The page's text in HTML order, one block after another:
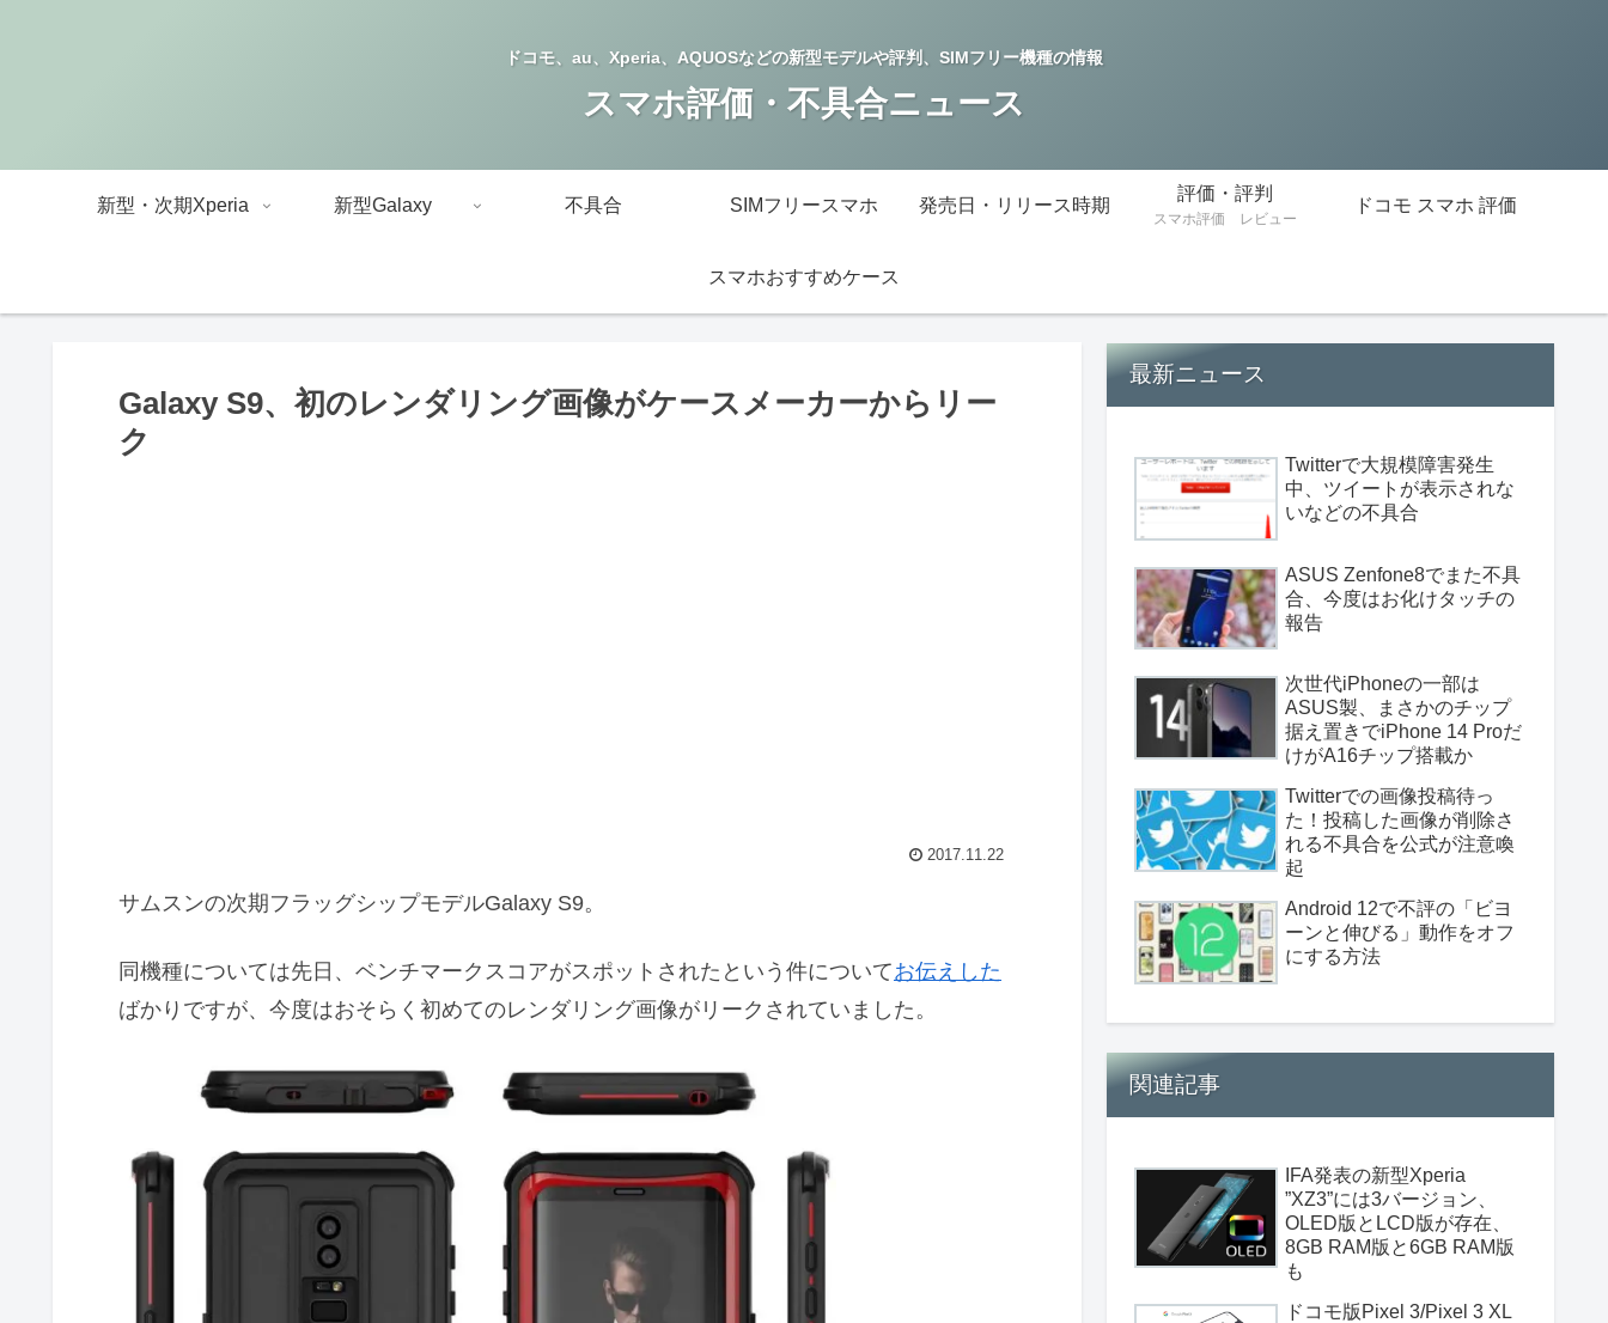
ドコモ、au、Xperia、AQUOSなどの新型モデルや評判、SIMフリー機種の情報
スマホ評価・不具合ニュース
新型・次期Xperia 新型Galaxy 不具合 SIMフリースマホ 発売日・リリース時期
評価・評判
スマホ評価 レビュー
ドコモ スマホ 評価
スマホおすすめケース
Galaxy S9、初のレンダリング画像がケースメーカーからリー
ク
2017.11.22
サムスンの次期フラッグシップモデルGalaxy S9。
同機種については先日、ベンチマークスコアがスポットされたという件についてお伝えした
ばかりですが、今度はおそらく初めてのレンダリング画像がリークされていました。
最新ニュース
Twitterで大規模障害発生
中、ツイートが表示されな
いなどの不具合
ASUS Zenfone8でまた不具
合、今度はお化けタッチの
報告
次世代iPhoneの一部は
ASUS製、まさかのチップ
据え置きでiPhone 14 Proだ
けがA16チップ搭載か
Twitterでの画像投稿待っ
た！投稿した画像が削除さ
れる不具合を公式が注意喚
起
Android 12で不評の「ビヨ
ーンと伸びる」動作をオフ
にする方法
関連記事
IFA発表の新型Xperia
”XZ3”には3バージョン、
OLED版とLCD版が存在、
8GB RAM版と6GB RAM版
も
ドコモ版Pixel 3/Pixel 3 XL